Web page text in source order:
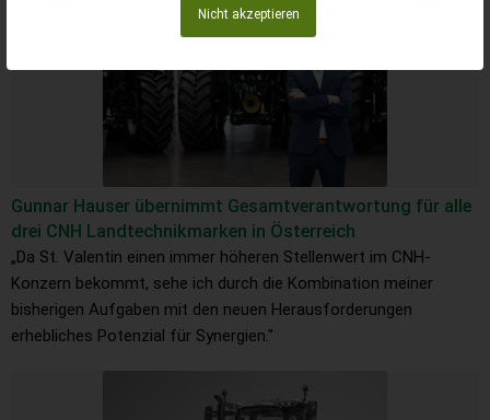
Nicht akzeptieren
Gunnar Hauser übernimmt Gesamtverantwortung für alle
drei CNH Landtechnikmarken in Österreich
„Da St. Valentin einen immer höheren Stellenwert im CNH-
Konzern bekommt, sehe ich durch die Kombination meiner
bisherigen Aufgaben mit den neuen Herausforderungen
erhebliches Potenzial für Synergien."